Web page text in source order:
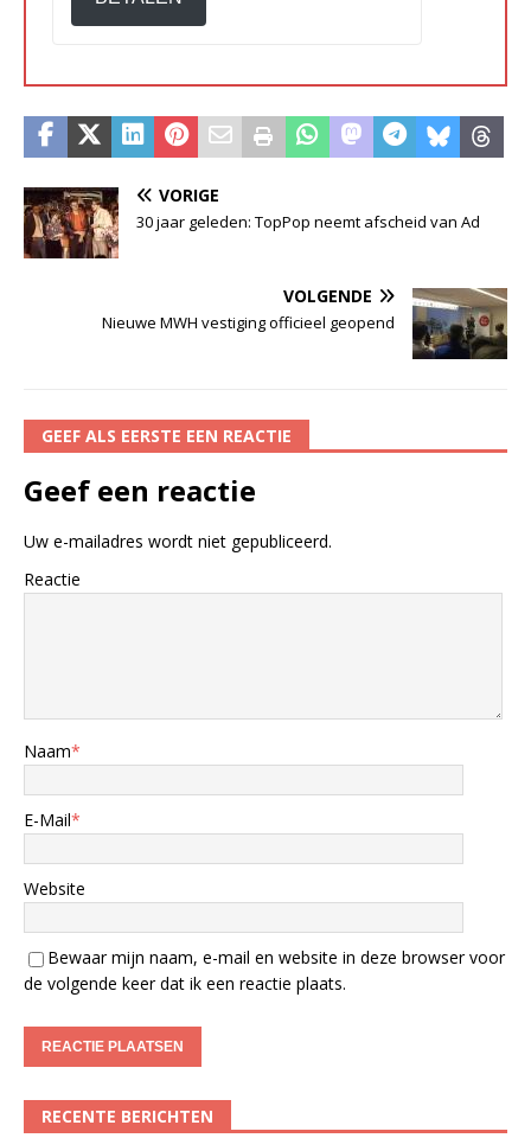
VORIGE
30 jaar geleden: TopPop neemt afscheid van Ad
VOLGENDE
Nieuwe MWH vestiging officieel geopend
GEEF ALS EERSTE EEN REACTIE
Geef een reactie
Uw e-mailadres wordt niet gepubliceerd.
Reactie
Naam*
E-Mail*
Website
Bewaar mijn naam, e-mail en website in deze browser voor
de volgende keer dat ik een reactie plaats.
RECENTE BERICHTEN